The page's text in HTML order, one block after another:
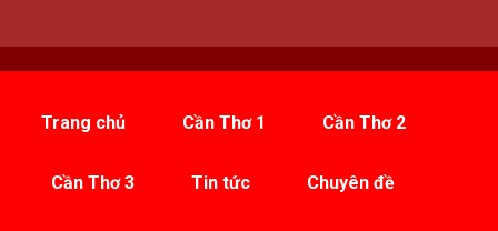
Trang chủ Cần Thơ 1 Cần Thơ 2
Cần Thơ 3 Tin tức Chuyên đề